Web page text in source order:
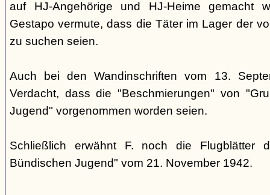
auf HJ-Angehörige und HJ-Heime gemacht
Gestapo vermute, dass die Täter im Lager der
zu suchen seien.
Auch bei den Wandinschriften vom 13.
Verdacht, dass die "Beschmierungen" von
Jugend" vorgenommen worden seien.
Schließlich erwähnt F. noch die Flugblätter
Bündischen Jugend" vom 21. November 1942.